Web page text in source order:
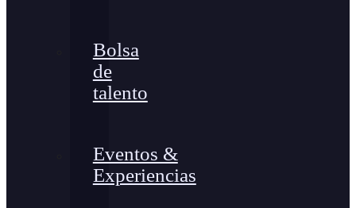
Bolsa
de
talento
Eventos &
Experiencias